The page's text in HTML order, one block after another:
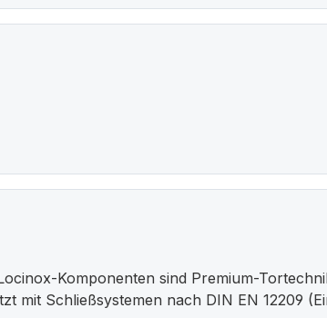
Komponenten sind Premium-
mit Schließsystemen nach DIN EN 12209